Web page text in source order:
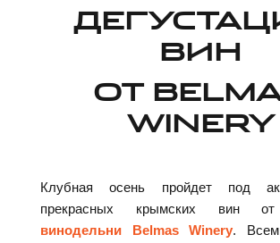
ВИН
ОТ
WINERY
Клубная осень пройдет под
прекрасных крымских вин
винодельни Belmas Winery. Всем